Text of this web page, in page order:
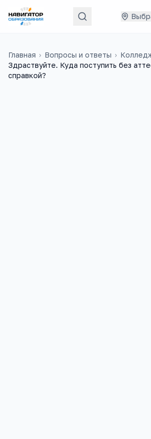
Главная › Вопросы и ответы ›
Здраствуйте. Куда поступить без
справкой?